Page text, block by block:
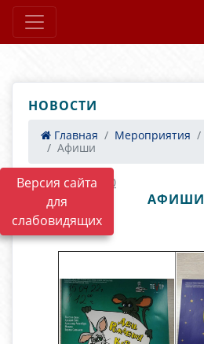
Версия сайта
для
слабовидящих
НОВОСТИ
Главная Мероприятия
Афиши
30.03.2022 12:30
АФИШИ